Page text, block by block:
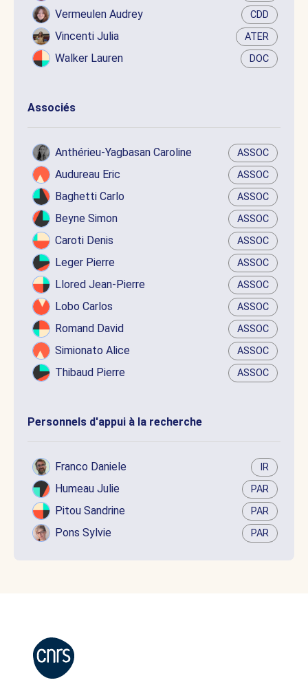
Vermeulen Audrey CDD
Vincenti Julia ATER
Walker Lauren DOC
Associés
Anthérieu-Yagbasan Caroline ASSOC
Audureau Eric ASSOC
Baghetti Carlo ASSOC
Beyne Simon ASSOC
Caroti Denis ASSOC
Leger Pierre ASSOC
Llored Jean-Pierre ASSOC
Lobo Carlos ASSOC
Romand David ASSOC
Simionato Alice ASSOC
Thibaud Pierre ASSOC
Personnels d'appui à la recherche
Franco Daniele IR
Humeau Julie PAR
Pitou Sandrine PAR
Pons Sylvie PAR